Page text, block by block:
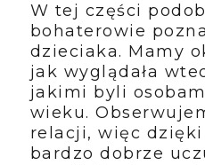
W tej części
bohaterowie
dzieciaka. Mamy
jak wyglądała
jakimi byli
wieku.
relacji, więc
bardzo dobrze